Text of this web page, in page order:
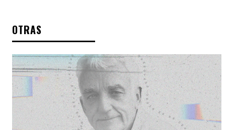
OTRAS